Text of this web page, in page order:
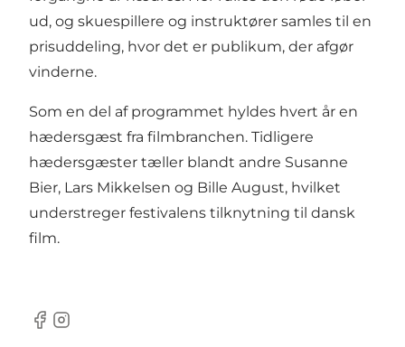
ud, og skuespillere og instruktører samles til en
prisuddeling, hvor det er publikum, der afgør
vinderne.
Som en del af programmet hyldes hvert år en
hædersgæst fra filmbranchen. Tidligere
hædersgæster tæller blandt andre Susanne
Bier, Lars Mikkelsen og Bille August, hvilket
understreger festivalens tilknytning til dansk
film.
Facebook
Instagram